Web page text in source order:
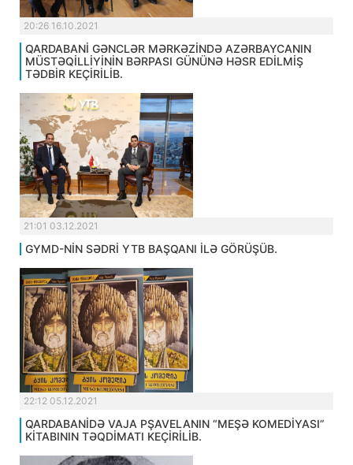
20:26 16.10.2021
QARDABANİ GƏNCLƏR MƏRKƏZİNDƏ AZƏRBAYCANIN
MÜSTƏQİLLİYİNİN BƏRPASI GÜNÜNƏ HƏSR EDİLMİŞ
TƏDBİR KEÇİRİLİB.
21:01 03.12.2021
GYMD-NİN SƏDRİ YTB BAŞQANI İLƏ GÖRÜŞÜB.
22:12 05.12.2021
QARDABANİDƏ VAJA PŞAVELANIN “MEŞƏ KOMEDİYASI”
KİTABININ TƏQDİMATI KEÇİRİLİB.